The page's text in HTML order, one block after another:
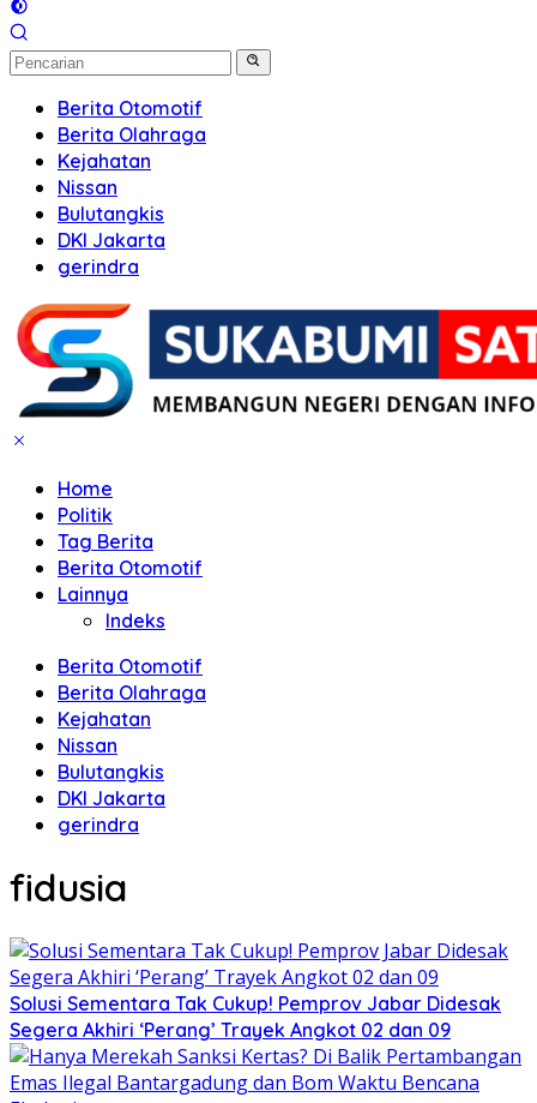
Berita Otomotif
Berita Olahraga
Kejahatan
Nissan
Bulutangkis
DKI Jakarta
gerindra
Home
Politik
Tag Berita
Berita Otomotif
Lainnya
Indeks
Berita Otomotif
Berita Olahraga
Kejahatan
Nissan
Bulutangkis
DKI Jakarta
gerindra
fidusia
Solusi Sementara Tak Cukup! Pemprov Jabar Didesak
Segera Akhiri ‘Perang’ Trayek Angkot 02 dan 09